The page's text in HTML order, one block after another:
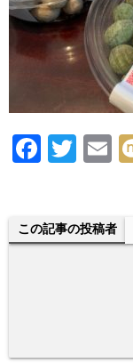
F
e
T
er
E
この記事の投稿者